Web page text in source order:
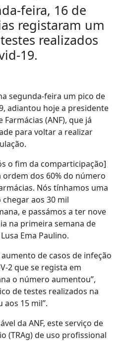
feira, 16 de
registaram um
realizados
19.
segunda-feira um pico de
adiantou hoje a presidente
(ANF), que já
para voltar a realizar
o fim da comparticipação]
dos 60% do número
Nós tínhamos uma
aos 30 mil
e passámos a ter nove
na primeira semana de
Ema Paulino.
de casos de infeção
2 que se regista em
o número aumentou”,
de testes realizados na
15 mil”.
da ANF, este serviço de
(TRAg) de uso profissional